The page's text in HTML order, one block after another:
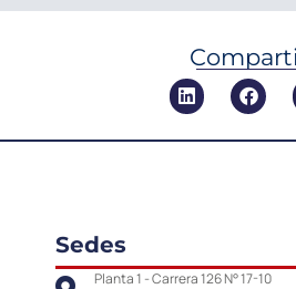
Sedes
Planta 1 - Carrera 126 N° 17-10